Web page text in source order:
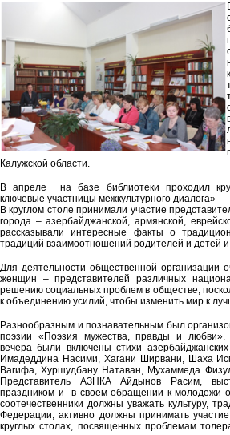
Калужской области.
В апреле на базе библиотеки проходил
ключевые участницы межкультурного диалога»
В круглом столе принимали участие
города – азербайджанской, армянской,
рассказывали интересные факты о
традиций взаимоотношений родителей и детей и
Для деятельности общественной организации
женщин – представителей различных
решению социальных проблем в обществе,
к объединению усилий, чтобы изменить мир к
Разнообразным и познавательным был
поэзии «Поэзия мужества, правды и любви».
вечера были включены стихи
Имадеддина Насими, Хагани Ширвани, Шаха
Вагифа, Хуршудбану Натаван, Мухаммеда
Представитель АЗНКА Айдынов Расим,
праздником и в своем обращении к молодежи
соотечественники должны уважать культуру,
Федерации, активно должны принимать
круглых столах, посвященных проблемам